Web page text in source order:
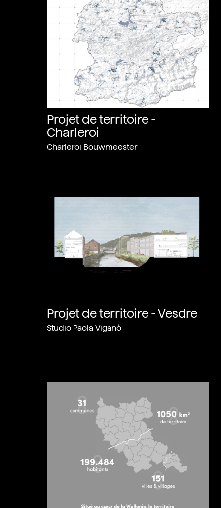
Projet de territoire -
Charleroi
Charleroi Bouwmeester
Projet de territoire - Vesdre
Studio Paola Viganò